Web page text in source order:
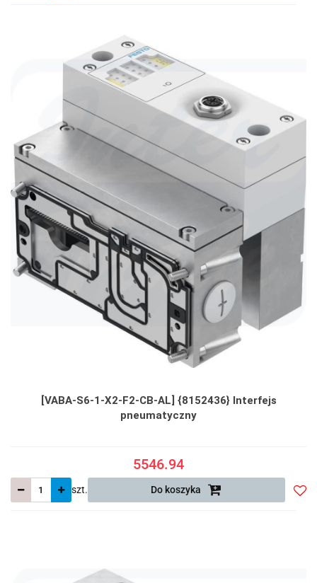
[VABA-S6-1-X2-F2-CB-AL] {8152436} Interfejs
pneumatyczny
5546.94
szt. Do koszyka